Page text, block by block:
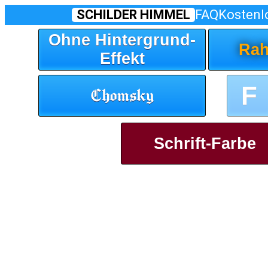
SCHILDER HIMMEL FAQ
Ohne Hintergrund-
Effekt
Chomsky F
Schrift-Farbe